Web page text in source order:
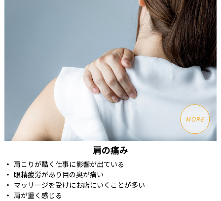
MORE
肩の痛み
肩こりが酷く仕事に影響が出ている
眼精疲労があり目の奥が痛い
マッサージを受けにお店にいくことが多い
肩が重く感じる